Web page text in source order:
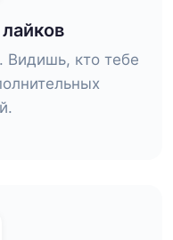
Видишь, кто тебе